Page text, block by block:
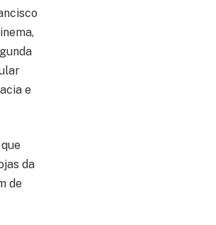
e
da
de